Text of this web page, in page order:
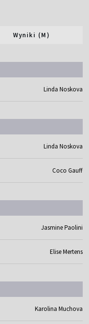
Wyniki (M)
Linda Noskova
Linda Noskova
Coco Gauff
Jasmine Paolini
Elise Mertens
Karolina Muchova